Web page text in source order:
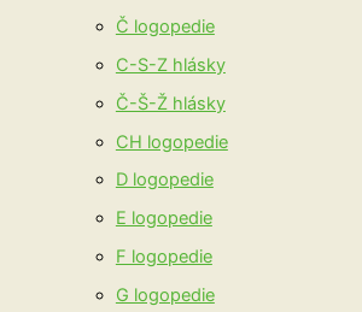
Č logopedie
C-S-Z hlásky
Č-Š-Ž hlásky
CH logopedie
D logopedie
E logopedie
F logopedie
G logopedie